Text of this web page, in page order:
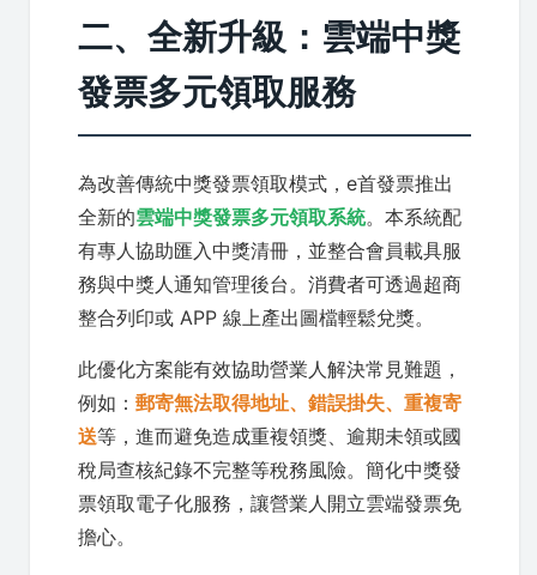
二、全新升級：雲端中獎
發票多元領取服務
為改善傳統中獎發票領取模式，e首發票推出
全新的雲端中獎發票多元領取系統。本系統配
有專人協助匯入中獎清冊，並整合會員載具服
務與中獎人通知管理後台。消費者可透過超商
整合列印或 APP 線上產出圖檔輕鬆兌獎。
此優化方案能有效協助營業人解決常見難題，
例如： 郵寄無法取得地址、錯誤掛失、重複寄
送等，進而避免造成重複領獎、逾期未領或國
稅局查核紀錄不完整等稅務風險。簡化中獎發
票領取電子化服務，讓營業人開立雲端發票免
擔心。